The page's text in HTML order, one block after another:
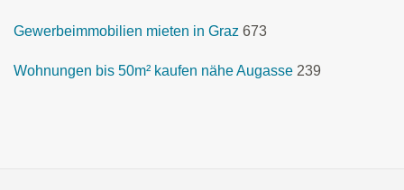
Gewerbeimmobilien mieten in Graz 673
Wohnungen bis 50m² kaufen nähe Augasse 239